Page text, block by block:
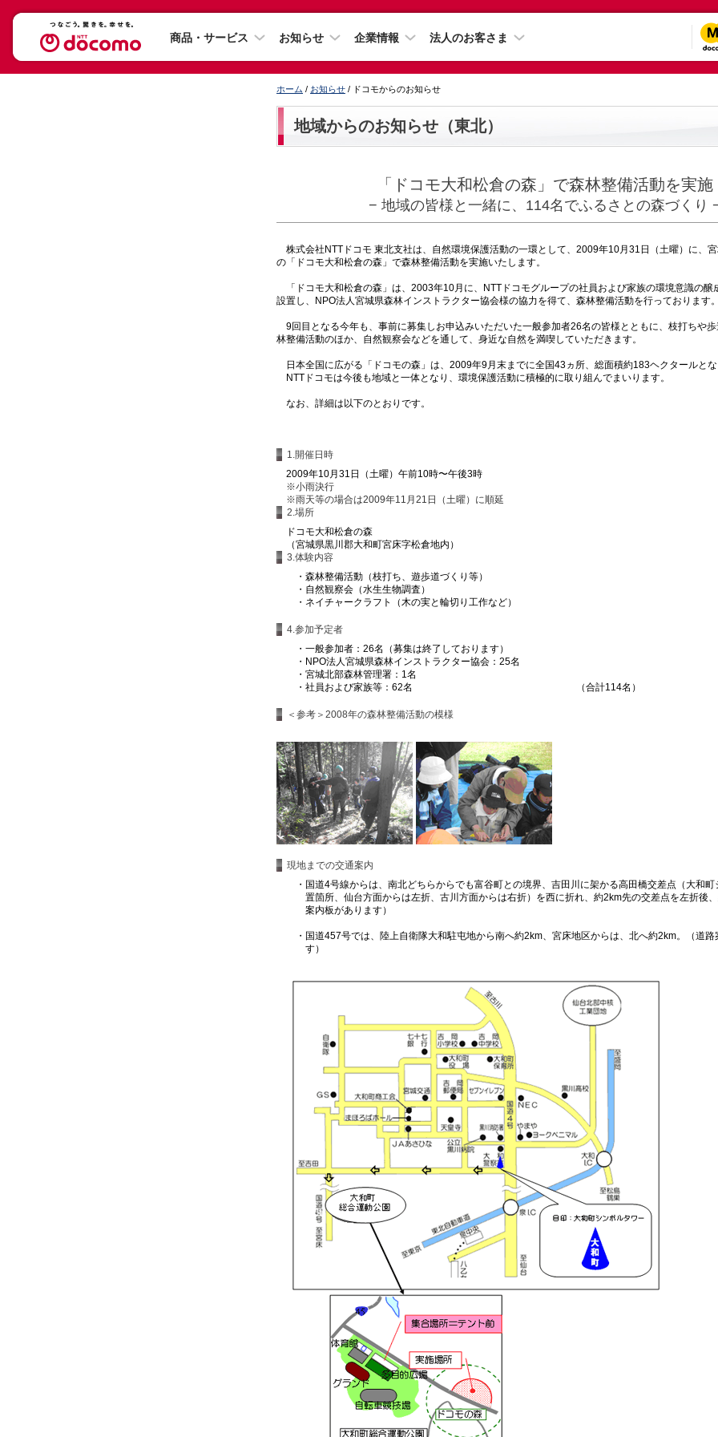
商品・サービス お知らせ 企業情報 法人のお客さま
ホーム / お知らせ / ドコモからのお知らせ
地域からのお知らせ（東北）
「ドコモ大和松倉の森」で森林整備活動を実施
− 地域の皆様と一緒に、114名でふるさとの森づくり
株式会社NTTドコモ 東北支社は、自然環境保護活動の一環として、2009年10月31日（土曜）に、
の「ドコモ大和松倉の森」で森林整備活動を実施いたします。
「ドコモ大和松倉の森」は、2003年10月に、NTTドコモグループの社員および家族の環境意識の醸
設置し、NPO法人宮城県森林インストラクター協会様の協力を得て、森林整備活動を行っております。
9回目となる今年も、事前に募集しお申込みいただいた一般参加者26名の皆様とともに、枝打ちや
林整備活動のほか、自然観察会などを通して、身近な自然を満喫していただきます。
日本全国に広がる「ドコモの森」は、2009年9月末までに全国43ヵ所、総面積約183ヘクタールとな
NTTドコモは今後も地域と一体となり、環境保護活動に積極的に取り組んでまいります。
なお、詳細は以下のとおりです。
1.開催日時
2009年10月31日（土曜）午前10時〜午後3時
※小雨決行
※雨天等の場合は2009年11月21日（土曜）に順延
2.場所
ドコモ大和松倉の森
（宮城県黒川郡大和町宮床字松倉地内）
3.体験内容
・ 森林整備活動（枝打ち、遊歩道づくり等）
・ 自然観察会（水生生物調査）
・ ネイチャークラフト（木の実と輪切り工作など）
4.参加予定者
・ 一般参加者：26名（募集は終了しております）
・ NPO法人宮城県森林インストラクター協会：25名
・ 宮城北部森林管理署：1名
・ 社員および家族等：62名 （合計114名）
＜参考＞2008年の森林整備活動の模様
現地までの交通案内
・ 国道4号線からは、南北どちらからでも富谷町との境界、吉田川に架かる高田橋交差点（大和
置箇所、仙台方面からは左折、古川方面からは右折）を西に折れ、約2km先の交差点を左折後
案内板があります）
・ 国道457号では、陸上自衛隊大和駐屯地から南へ約2km、宮床地区からは、北へ約2km。（道路
す）